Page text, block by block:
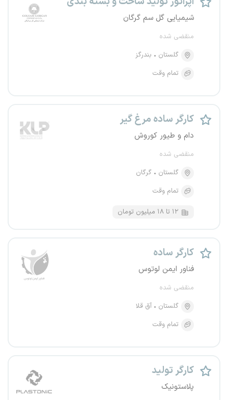
شیمیایی گل سم گرگان
منقضی شده
گلستان
بندرگز
تمام وقت
کارگر ساده مرغ گیر
دام و طیور کوروش
منقضی شده
گلستان
گرگان
تمام وقت
۱۲ تا ۱۸ میلیون تومان
کارگر ساده
فناور ایمن لوتوس
منقضی شده
گلستان
آق قلا
تمام وقت
کارگر تولید
پلاستونیک